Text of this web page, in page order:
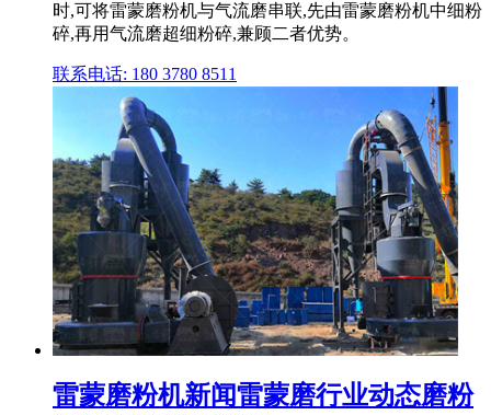
时,可将雷蒙磨粉机与气流磨串联,先由雷蒙磨粉机中细粉
碎,再用气流磨超细粉碎,兼顾二者优势。
联系电话: 180 3780 8511
雷蒙磨粉机新闻雷蒙磨行业动态磨粉